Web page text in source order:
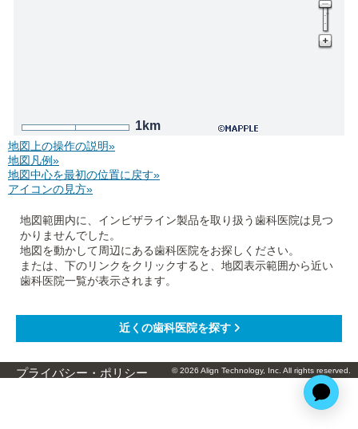
1km
地図上の操作の説明»
地図凡例»
地図中心を最初の位置に戻す»
アイコンの見方»
地図範囲内に、インビザライン製品を取り扱う歯科医院は見つ
かりませんでした。
地図を動かして周辺にある歯科医院をお探しください。
または、下のリンクをクリックすると、地図表示範囲から近い
歯科医院一覧が表示されます。
プライバシー・ポリシー © 2026 Align Technology, Inc. All rights reserved.